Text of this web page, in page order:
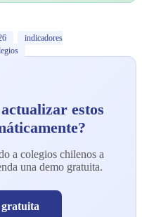
indicadores
estos
a colegios chilenos a
una demo gratuita.